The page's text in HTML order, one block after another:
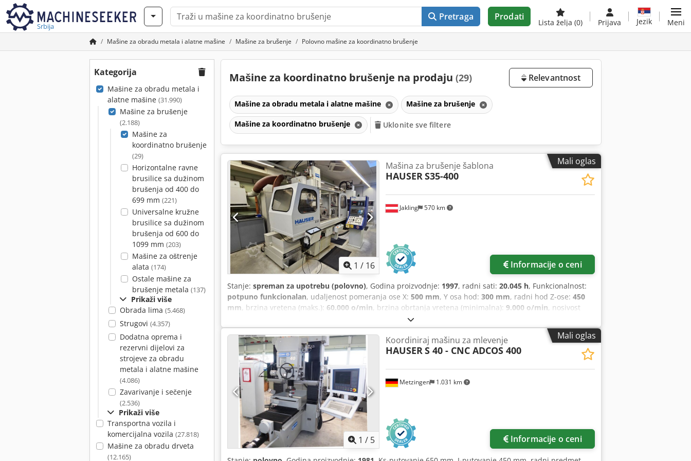
Srbija
Pretraga Prodati
Lista želja (0) Prijava Jezik Meni
Mašine za obradu metala i alatne mašine Mašine za brušenje Polovno mašine za koordinatno brušenje
Kategorija
Mašine za obradu metala i
alatne mašine (31.990)
Mašine za brušenje
(2.188)
Mašine za
koordinatno brušenje
(29)
Horizontalne ravne
brusilice sa dužinom
brušenja od 400 do
699 mm (221)
Universalne kružne
brusilice sa dužinom
brušenja od 600 do
1099 mm (203)
Mašine za oštrenje
alata (174)
Ostale mašine za
brušenje metala (137)
Prikaži više
Obrada lima (5.468)
Strugovi (4.357)
Dodatna oprema i
rezervni dijelovi za
strojeve za obradu
metala i alatne mašine
(4.086)
Zavarivanje i sečenje
(2.536)
Prikaži više
Transportna vozila i
komercijalna vozila (27.818)
Mašine za obradu drveta
(12.165)
Mašine za koordinatno brušenje na prodaju (29) Relevantnost
Mašine za obradu metala i alatne mašine Mašine za brušenje
Mašine za koordinatno brušenje Uklonite sve filtere
Mali oglas
1 / 16
Jakling 570 km
Mašina za brušenje šablona
HAUSERS35-400
Informacije o ceni
Stanje: spreman za upotrebu (polovno), Godina proizvodnje: 1997, radni sati: 20.045 h, Funkcionalnost:
potpuno funkcionalan, udaljenost pomeranja ose X: 500 mm, Y osa hod: 300 mm, radni hod Z-ose: 450
mm, brzina vretena (maks.): 60.000 o/min, brzina obrtanja vretena (minimalna): 9.000 o/min, nosivost
, putanja pomeranja W-ose:
dokumentacija/priručnik, Prodaje se korišćena koordinatna brusilica Hauser S35-400, godište 1997, u
održavanom stanju, sa raznovrsnim priborom prema slikama. Radni hodovi: X-osovina: 500 mm Y-osovina:
300 mm W-osovina: 450 mm Brzina pomeranja Z-osovine (beskonačno promenjiva): 0,5-14000 mm/min
Dimenzije stola: 600 x 380 mm Maksimalno opterećenje stola: 300 kg Dsdpfx Ajyywb Socbsck Upravljanje:
GE Fanuc Series 16-M Dimenzije (D/Š/V): 4,25 m x 4 m x 3,25 m Ukupna težina: 4500 kg Mašina je odmah
dostupna! Cena uključuje utovar na kamion!
Mali oglas
1 / 5
Metzingen 1.031 km
Koordiniraj mašinu za mlevenje
HAUSERS 40 - CNC ADCOS 400
Informacije o ceni